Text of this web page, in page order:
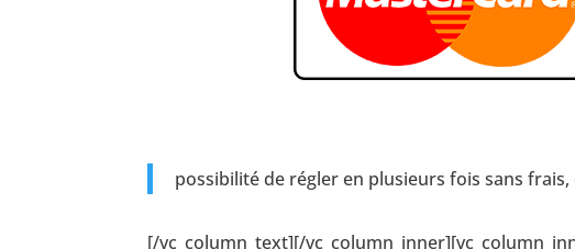
possibilité de régler en plusieurs fois sans
[/vc_column_text][/